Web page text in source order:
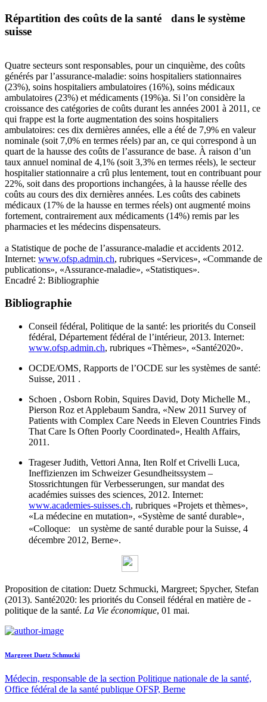
Répartition des coûts de la santé dans le système
suisse
Quatre secteurs sont responsables, pour un cinquième, des coûts
générés par l’assurance-maladie: soins hospitaliers stationnaires
(23%), soins hospitaliers ambulatoires (16%), soins médicaux
ambulatoires (23%) et médicaments (19%)a. Si l’on considère la
croissance des catégories de coûts durant les années 2001 à 2011, ce
qui frappe est la forte augmentation des soins hospitaliers
ambulatoires: ces dix dernières années, elle a été de 7,9% en valeur
nominale (soit 7,0% en termes réels) par an, ce qui correspond à un
quart de la hausse des coûts de l’assurance de base. À raison d’un
taux annuel nominal de 4,1% (soit 3,3% en termes réels), le secteur
hospitalier stationnaire a crû plus lentement, tout en contribuant pour
22%, soit dans des proportions inchangées, à la hausse réelle des
coûts au cours des dix dernières années. Les coûts des cabinets
médicaux (17% de la hausse en termes réels) ont augmenté moins
fortement, contrairement aux médicaments (14%) remis par les
pharmacies et les médecins dispensateurs.
a Statistique de poche de l’assurance-maladie et accidents 2012.
Internet: www.ofsp.admin.ch, rubriques «Services», «Commande de
publications», «Assurance-maladie», «Statistiques».
Encadré 2: Bibliographie
Bibliographie
Conseil fédéral, Politique de la santé: les priorités du Conseil
fédéral, Département fédéral de l’intérieur, 2013. Internet:
www.ofsp.admin.ch, rubriques «Thèmes», «Santé2020».
OCDE/OMS, Rapports de l’OCDE sur les systèmes de santé:
Suisse, 2011 .
Schoen , Osborn Robin, Squires David, Doty Michelle M.,
Pierson Roz et Applebaum Sandra, «New 2011 Survey of
Patients with Complex Care Needs in Eleven Countries Finds
That Care Is Often Poorly Coordinated», Health Affairs,
2011.
Trageser Judith, Vettori Anna, Iten Rolf et Crivelli Luca,
Ineffizienzen im Schweizer Gesundheitssystem –
Stossrichtungen für Verbesserungen, sur mandat des
académies suisses des sciences, 2012. Internet:
www.academies-suisses.ch, rubriques «Projets et thèmes»,
«La médecine en mutation», «Système de santé durable»,
«Colloque: un système de santé durable pour la Suisse, 4
décembre 2012, Berne».
Proposition de citation: Duetz Schmucki, Margreet; Spycher, Stefan
(2013). Santé2020: les priorités du Conseil fédéral en matière de ­
politique de la santé. La Vie économique, 01 mai.
Margreet Duetz Schmucki
Médecin, responsable de la section Politique nationale de la santé,
Office fédéral de la santé publique OFSP, Berne